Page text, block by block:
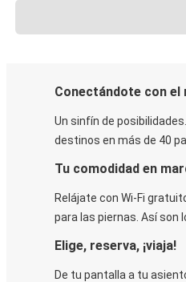
Conectándote con el
Un sinfín de
destinos en más de 40
Tu comodidad en
Relájate con Wi-Fi
para las piernas. Así son
Elige, reserva, ¡viaja!
De tu pantalla a tu